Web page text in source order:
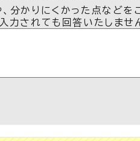
分かりにくかった点などを
力されても回答いたしませ